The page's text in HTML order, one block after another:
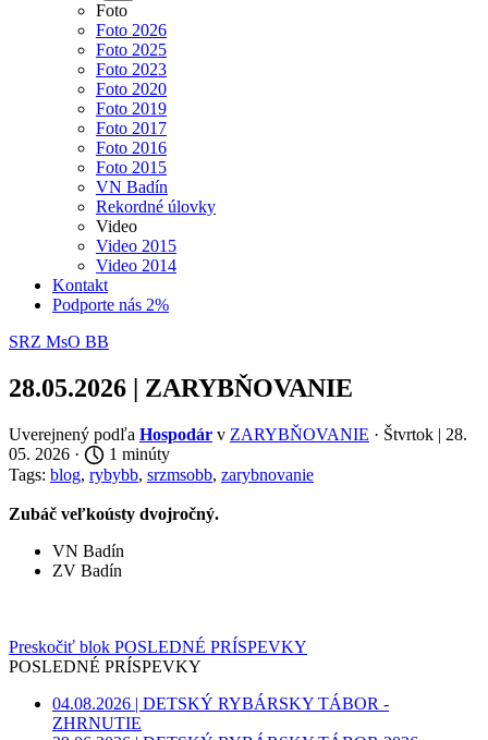
Foto
Foto 2026
Foto 2025
Foto 2023
Foto 2020
Foto 2019
Foto 2017
Foto 2016
Foto 2015
VN Badín
Rekordné úlovky
Video
Video 2015
Video 2014
Kontakt
Podporte nás 2%
SRZ MsO BB
28.05.2026 | ZARYBŇOVANIE
Uverejnený podľa Hospodár v ZARYBŇOVANIE · Štvrtok | 28.
05. 2026 ·
1 minúty
Tags: blog, rybybb, srzmsobb, zarybnovanie
Zubáč veľkoústy dvojročný.
VN Badín
ZV Badín
Preskočiť blok POSLEDNÉ PRÍSPEVKY
POSLEDNÉ PRÍSPEVKY
04.08.2026 | DETSKÝ RYBÁRSKY TÁBOR -
ZHRNUTIE